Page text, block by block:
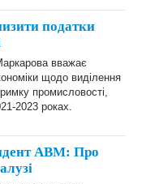
податки
вважає
щодо виділення
промисловості,
2023 роках.
АВМ: Про